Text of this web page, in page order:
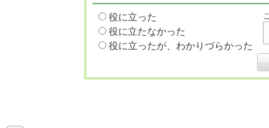
役に立った
役に立たなかった
役に立ったが、わかりづらかった